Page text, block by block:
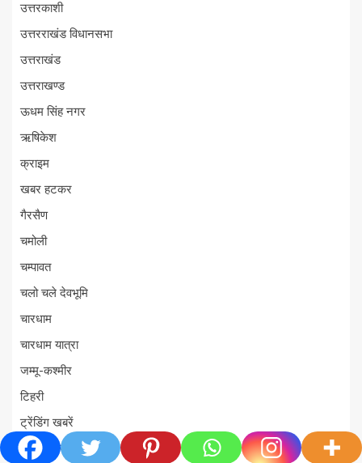
उत्तरकाशी
उत्तरराखंड विधानसभा
उत्तराखंड
उत्तराखण्ड
ऊधम सिंह नगर
ऋषिकेश
क्राइम
खबर हटकर
गैरसैण
चमोली
चम्पावत
चलो चले देवभूमि
चारधाम
चारधाम यात्रा
जम्मू-कश्मीर
टिहरी
ट्रेंडिंग खबरें
ताज़ा ख़बर